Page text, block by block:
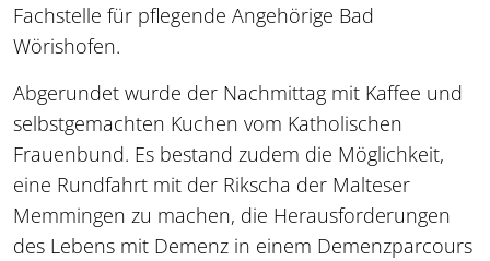
Fachstelle für pflegende Angehörige Bad
Wörishofen.
Abgerundet wurde der Nachmittag mit Kaffee und
selbstgemachten Kuchen vom Katholischen
Frauenbund. Es bestand zudem die Möglichkeit,
eine Rundfahrt mit der Rikscha der Malteser
Memmingen zu machen, die Herausforderungen
des Lebens mit Demenz in einem Demenzparcours